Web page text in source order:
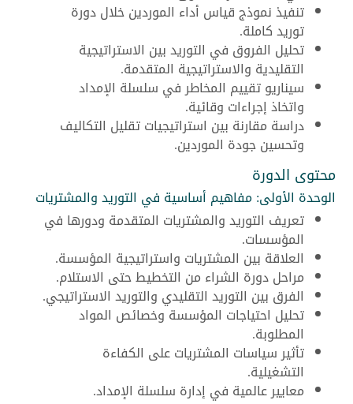
تنفيذ نموذج قياس أداء الموردين خلال دورة
توريد كاملة.
تحليل الفروق في التوريد بين الاستراتيجية
التقليدية والاستراتيجية المتقدمة.
سيناريو تقييم المخاطر في سلسلة الإمداد
واتخاذ إجراءات وقائية.
دراسة مقارنة بين استراتيجيات تقليل التكاليف
وتحسين جودة الموردين.
محتوى الدورة
الوحدة الأولى: مفاهيم أساسية في التوريد والمشتريات
تعريف التوريد والمشتريات المتقدمة ودورها في
المؤسسات.
العلاقة بين المشتريات واستراتيجية المؤسسة.
مراحل دورة الشراء من التخطيط حتى الاستلام.
الفرق بين التوريد التقليدي والتوريد الاستراتيجي.
تحليل احتياجات المؤسسة وخصائص المواد
المطلوبة.
تأثير سياسات المشتريات على الكفاءة
التشغيلية.
معايير عالمية في إدارة سلسلة الإمداد.